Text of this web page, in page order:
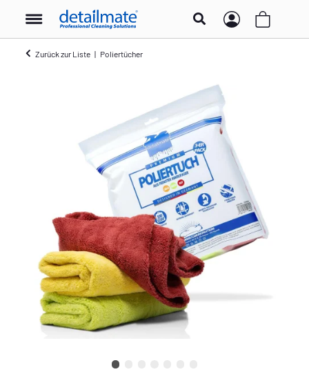
Zurück zur Liste Poliertücher